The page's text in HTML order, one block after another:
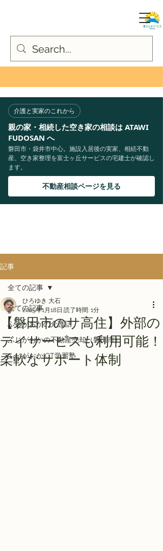
介護と実家のこれから
親の家・相続した空き家の相談は ATAWI
FUDOSAN へ
磐田市・袋井市中心。施設入居後の実家、相続不動
産、空き家整理を富士ヶ丘サービスの宅建士が確認し
ます。
不動産相談ページを見る
記事
全ての記事
ふじがおかの介護話
ふじがおかの不動産売却（磐田市）
ふじがおかICT学習塾
全ての記事
【磐田市のサ高住】外部の
デイサービスも利用可能！
柔軟なサポート体制
ひろゆき 大石
2025年1月18日 読了時間: 1分